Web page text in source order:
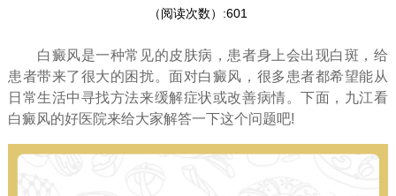
（阅读次数）:601
白癜风是一种常见的皮肤病，患者身上会出现白斑，给
患者带来了很大的困扰。面对白癜风，很多患者都希望能从
日常生活中寻找方法来缓解症状或改善病情。下面，九江看
白癜风的好医院来给大家解答一下这个问题吧!